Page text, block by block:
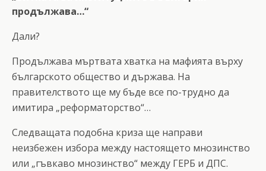
продължава…“
Дали?
Продължава мъртвата хватка на мафията върху
българското общество и държава. На
правителството ще му бъде все по-трудно да
имитира „реформаторство“…
Следващата подобна криза ще направи
неизбежен избора между настоящето мнозинство
или „гъвкаво мнозинство“ между ГЕРБ и ДПС.